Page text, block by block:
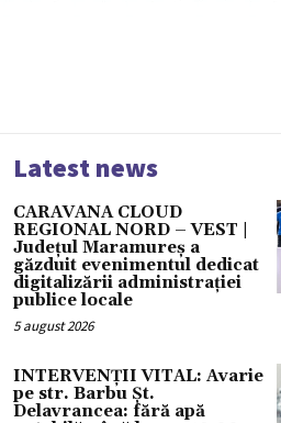
Latest news
CARAVANA CLOUD
REGIONAL NORD – VEST |
Județul Maramureș a
găzduit evenimentul dedicat
digitalizării administrației
publice locale
5 august 2026
INTERVENȚII VITAL: Avarie
pe str. Barbu Șt.
Delavrancea: fără apă